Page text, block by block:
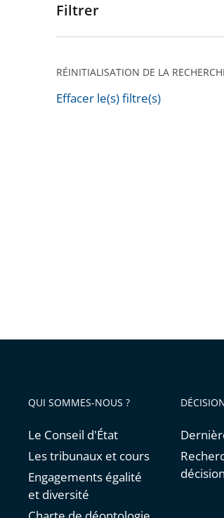
Passer
pour
après
Filtrer
RÉINITIALISATION DE LA
Effacer le(s) filtre(s)
QUI SOMMES-NOUS ?
Le Conseil d'État
Les tribunaux et cours
Engagements égalité
et diversité